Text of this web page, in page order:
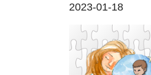
2023-01-18